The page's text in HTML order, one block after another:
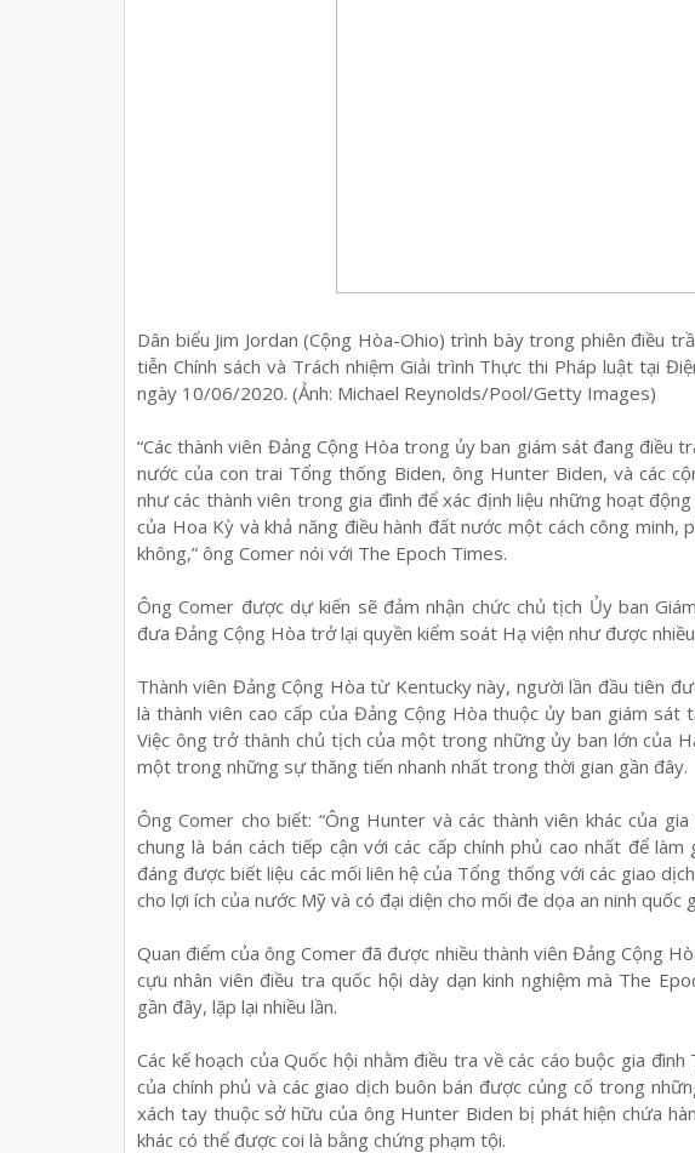
Dân biểu Jim Jordan (Cộng Hòa-Ohio) trình bày trong phiên điều
tiễn Chính sách và Trách nhiệm Giải trình Thực thi Pháp luật tại
ngày 10/06/2020. (Ảnh: Michael Reynolds/Pool/Getty Images)
“Các thành viên Đảng Cộng Hòa trong ủy ban giám sát đang điều
nước của con trai Tổng thống Biden, ông Hunter Biden, và các
như các thành viên trong gia đình để xác định liệu những hoạt
của Hoa Kỳ và khả năng điều hành đất nước một cách công minh,
không,” ông Comer nói với The Epoch Times.
Ông Comer được dự kiến sẽ đảm nhận chức chủ tịch Ủy ban
đưa Đảng Cộng Hòa trở lại quyền kiểm soát Hạ viện như được
Thành viên Đảng Cộng Hòa từ Kentucky này, người lần đầu tiên
là thành viên cao cấp của Đảng Cộng Hòa thuộc ủy ban giám sát
Việc ông trở thành chủ tịch của một trong những ủy ban lớn của
một trong những sự thăng tiến nhanh nhất trong thời gian gần đây.
Ông Comer cho biết: “Ông Hunter và các thành viên khác của
chung là bán cách tiếp cận với các cấp chính phủ cao nhất để
đáng được biết liệu các mối liên hệ của Tổng thống với các giao
cho lợi ích của nước Mỹ và có đại diện cho mối đe dọa an ninh quốc
Quan điểm của ông Comer đã được nhiều thành viên Đảng Cộng
cựu nhân viên điều tra quốc hội dày dạn kinh nghiệm mà The
gần đây, lặp lại nhiều lần.
Các kế hoạch của Quốc hội nhằm điều tra về các cáo buộc gia
của chính phủ và các giao dịch buôn bán được củng cố trong
xách tay thuộc sở hữu của ông Hunter Biden bị phát hiện chứa
khác có thể được coi là bằng chứng phạm tội.